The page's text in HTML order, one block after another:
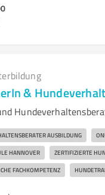
&
AUSBILDUNG
HANNOVER ZERTIFIZIERTE
FACHKOMPETENZ